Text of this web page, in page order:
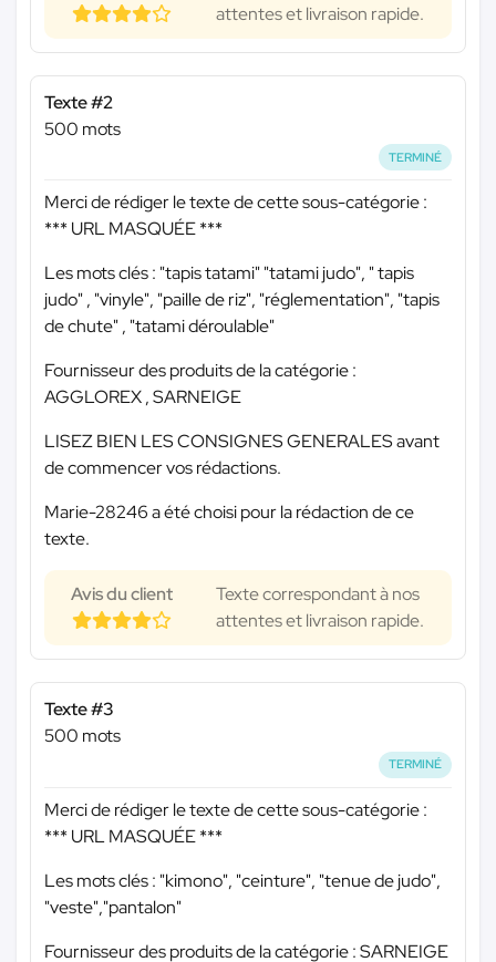
attentes et livraison rapide.
Texte #2
500 mots
TERMINÉ
Merci de rédiger le texte de cette sous-catégorie :
*** URL MASQUÉE ***
Les mots clés : "tapis tatami" "tatami judo", " tapis
judo" , "vinyle", "paille de riz", "réglementation", "tapis
de chute" , "tatami déroulable"
Fournisseur des produits de la catégorie :
AGGLOREX , SARNEIGE
LISEZ BIEN LES CONSIGNES GENERALES avant
de commencer vos rédactions.
Marie-28246 a été choisi pour la rédaction de ce
texte.
Avis du client
Texte correspondant à nos
attentes et livraison rapide.
Texte #3
500 mots
TERMINÉ
Merci de rédiger le texte de cette sous-catégorie :
*** URL MASQUÉE ***
Les mots clés : "kimono", "ceinture", "tenue de judo",
"veste","pantalon"
Fournisseur des produits de la catégorie : SARNEIGE